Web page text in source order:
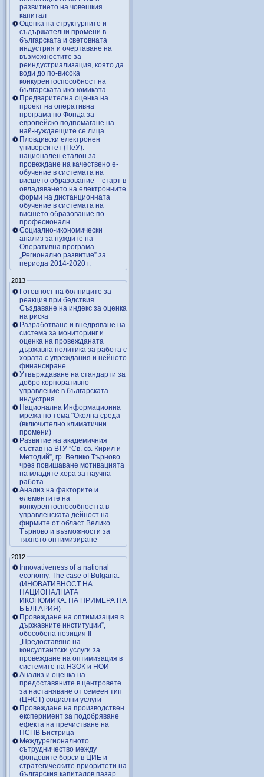
развитието на човешкия
капитал
Оценка на структурните и
съдържателни промени в
българската и световната
индустрия и очертаване на
възможностите за
реиндустриализация, която да
води до по-висока
конкурентоспособност на
българската икономиката
Предварителна оценка на
проект на оперативна
програма по Фонда за
европейско подпомагане на
най-нуждаещите се лица
Пловдивски електронен
университет (ПеУ):
национален еталон за
провеждане на качествено е-
обучение в системата на
висшето образование – старт в
овладяването на електронните
форми на дистанционната
обучение в системата на
висшето образование по
професионалн
Социално-икономически
анализ за нуждите на
Оперативна програма
„Регионално развитие” за
периода 2014-2020 г.
2013
Готовност на болниците за
реакция при бедствия.
Създаване на индекс за оценка
на риска
Разработване и внедряване на
система за мониторинг и
оценка на провежданата
държавна политика за работа с
хората с увреждания и нейното
финансиране
Утвърждаване на стандарти за
добро корпоративно
управление в българската
индустрия
Национална Информационна
мрежа по тема "Околна среда
(включително климатични
промени)
Развитие на академичния
състав на ВТУ ”Св. св. Кирил и
Методий”, гр. Велико Търново
чрез повишаване мотивацията
на младите хора за научна
работа
Анализ на факторите и
елементите на
конкурентоспособността в
управленската дейност на
фирмите от област Велико
Търново и възможности за
тяхното оптимизиране
2012
Innovativeness of a national
economy. The case of Bulgaria.
(ИНОВАТИВНОСТ НА
НАЦИОНАЛНАТА
ИКОНОМИКА. НА ПРИМЕРА НА
БЪЛГАРИЯ)
Провеждане на оптимизация в
държавните институции”,
обособена позиция ІІ –
„Предоставяне на
консултантски услуги за
провеждане на оптимизация в
системите на НЗОК и НОИ
Анализ и оценка на
предоставяните в центровете
за настаняване от семеен тип
(ЦНСТ) социални услуги
Провеждане на производствен
експеримент за подобряване
ефекта на пречистване на
ПСПВ Бистрица
Междурегионалното
сътрудничество между
фондовите борси в ЦИЕ и
стратегическите приоритети на
българския капиталов пазар